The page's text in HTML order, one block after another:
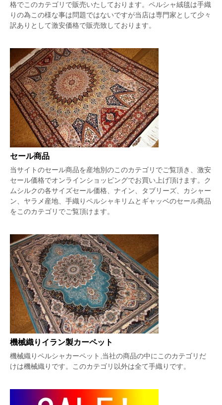
格でこのカテゴリで販売いたしております。ペルシャ絨毯は手織
りの為この様な事は問題ではないですが当店は専門家として少々
訳ありとして激安価格で販売致しております。
セール商品
当サイトのセール商品を産地別のこのカテゴリでご覧頂き、激安
セール価格でオンラインショッピングでお買い上げ頂けます。ク
ムシルクの各サイズセール価格、ナイン、タブリーズ、カシャー
ン、ヤラメ産地、手織りペルシャキリムとギャッベのセール商品
をこのカテゴリでご覧頂けます。
機械織りイラン製カーペット
機械織りペルシャカーペット,当社の商品の中にこのカテゴリだ
けは機械織りです。このカテゴリ以外は全て手織りです。